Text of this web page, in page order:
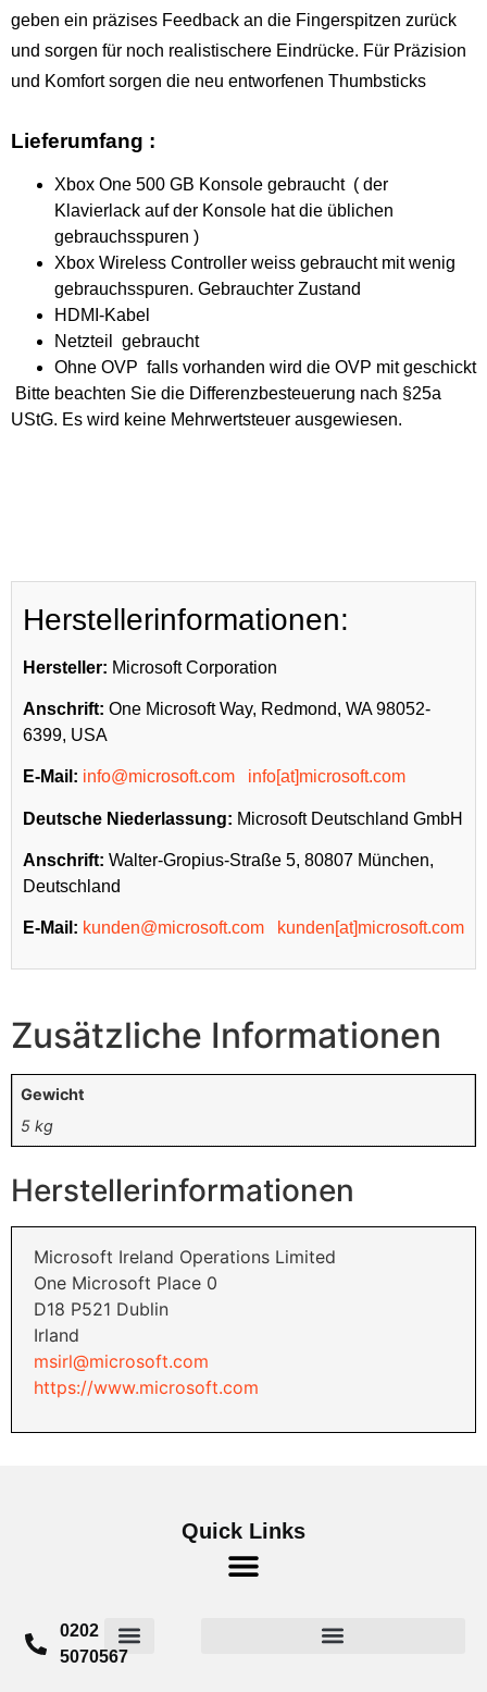
geben ein präzises Feedback an die Fingerspitzen zurück
und sorgen für noch realistischere Eindrücke. Für Präzision
und Komfort sorgen die neu entworfenen Thumbsticks
Lieferumfang :
Xbox One 500 GB Konsole gebraucht ( der
Klavierlack auf der Konsole hat die üblichen
gebrauchsspuren )
Xbox Wireless Controller weiss gebraucht mit wenig
gebrauchsspuren. Gebrauchter Zustand
HDMI-Kabel
Netzteil gebraucht
Ohne OVP falls vorhanden wird die OVP mit geschickt
Bitte beachten Sie die Differenzbesteuerung nach §25a
UStG. Es wird keine Mehrwertsteuer ausgewiesen.
Herstellerinformationen:
Hersteller: Microsoft Corporation
Anschrift: One Microsoft Way, Redmond, WA 98052-
6399, USA
E-Mail: info@microsoft.com info[at]microsoft.com
Deutsche Niederlassung: Microsoft Deutschland GmbH
Anschrift: Walter-Gropius-Straße 5, 80807 München,
Deutschland
E-Mail: kunden@microsoft.com kunden[at]microsoft.com
Zusätzliche Informationen
Gewicht
5 kg
Herstellerinformationen
Microsoft Ireland Operations Limited
One Microsoft Place 0
D18 P521 Dublin
Irland
msirl@microsoft.com
https://www.microsoft.com
Quick Links
0202
5070567